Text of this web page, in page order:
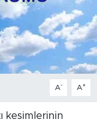
A- A+
kesimlerinin